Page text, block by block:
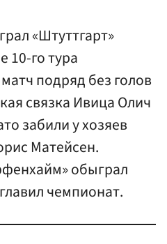
«Штуттгарт»
10-го тура
подряд без голов
связка Ивица Олич
забили у хозяев
Матейсен.
обыграл
чемпионат.